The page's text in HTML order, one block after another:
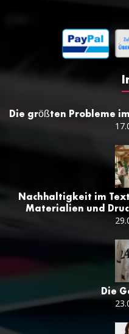
Die größten Probleme
Nachhaltigkeit im
Materialien und
Die